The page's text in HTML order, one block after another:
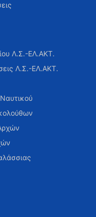
Λ.Σ.-ΕΛ.ΑΚΤ.
Λ.Σ.-ΕΛ.ΑΚΤ.